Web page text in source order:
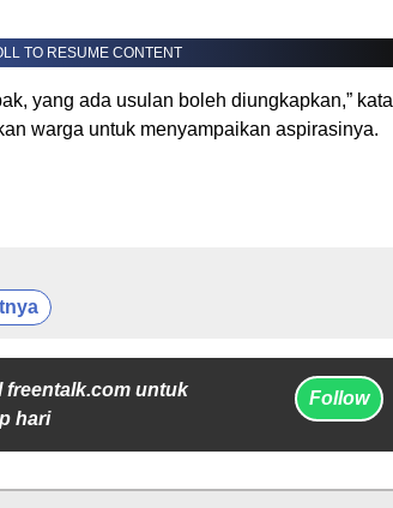
TO RESUME CONTENT
yang ada usulan boleh diungkapkan,” kata
warga untuk menyampaikan aspirasinya.
freentalk.com untuk
hari
Follow